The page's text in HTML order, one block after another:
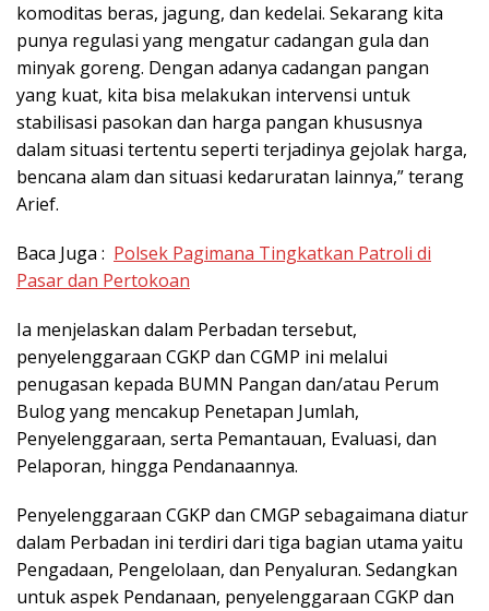
komoditas beras, jagung, dan kedelai. Sekarang kita
punya regulasi yang mengatur cadangan gula dan
minyak goreng. Dengan adanya cadangan pangan
yang kuat, kita bisa melakukan intervensi untuk
stabilisasi pasokan dan harga pangan khususnya
dalam situasi tertentu seperti terjadinya gejolak harga,
bencana alam dan situasi kedaruratan lainnya,” terang
Arief.
Baca Juga : Polsek Pagimana Tingkatkan Patroli di
Pasar dan Pertokoan
Ia menjelaskan dalam Perbadan tersebut,
penyelenggaraan CGKP dan CGMP ini melalui
penugasan kepada BUMN Pangan dan/atau Perum
Bulog yang mencakup Penetapan Jumlah,
Penyelenggaraan, serta Pemantauan, Evaluasi, dan
Pelaporan, hingga Pendanaannya.
Penyelenggaraan CGKP dan CMGP sebagaimana diatur
dalam Perbadan ini terdiri dari tiga bagian utama yaitu
Pengadaan, Pengelolaan, dan Penyaluran. Sedangkan
untuk aspek Pendanaan, penyelenggaraan CGKP dan